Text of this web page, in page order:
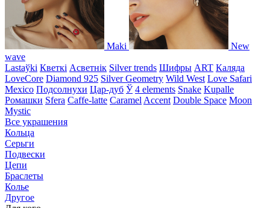
Maki
New
wave
Lastaўki Кветкі Асветнiк Silver trends Шифры ART Каляда
LoveCore Diamond 925 Silver Geometry Wild West Love Safari
Mexico Подсолнухи Цар-дуб Ў 4 elements Snake Kupalle
Ромашки Sfera Caffe-latte Caramel Accent Double Space Moon
Mystic
Все украшения
Кольца
Серьги
Подвески
Цепи
Браслеты
Колье
Другое